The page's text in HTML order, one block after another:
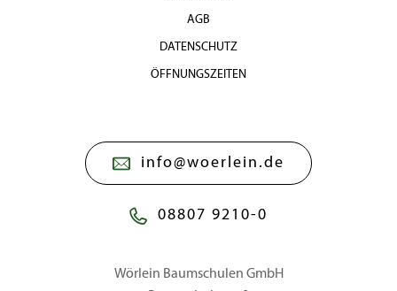
AGB
DATENSCHUTZ
ÖFFNUNGSZEITEN
info@woerlein.de
08807 9210-0
Wörlein Baumschulen GmbH